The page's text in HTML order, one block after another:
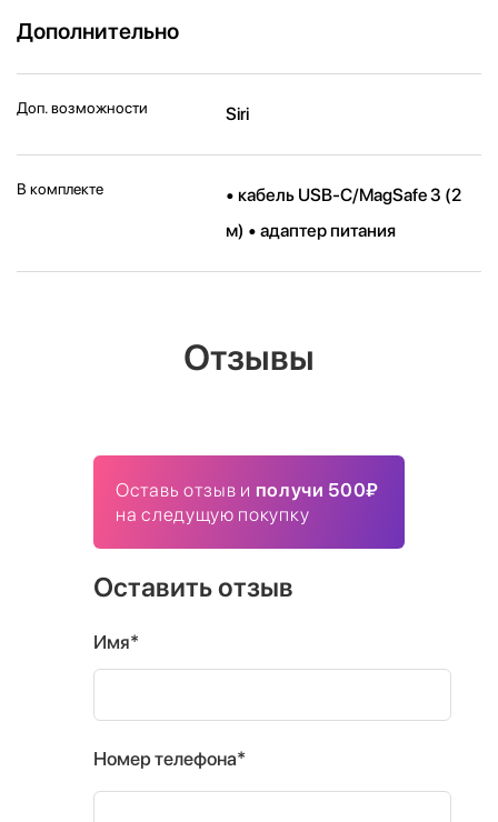
Дополнительно
Доп. возможности Siri
В комплекте
• кабель USB-C/MagSafe 3 (2
м) • адаптер питания
Отзывы
Оставь отзыв и получи 500₽
на следущую покупку
Оставить отзыв
Имя*
Номер телефона*